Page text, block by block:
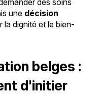
une décision
dignité et le bien-
belges :
d'initier